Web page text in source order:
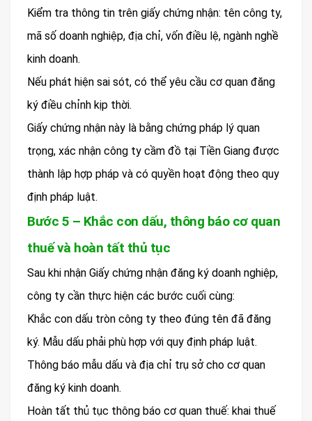
Kiểm tra thông tin trên giấy chứng nhận: tên công ty,
mã số doanh nghiệp, địa chỉ, vốn điều lệ, ngành nghề
kinh doanh.
Nếu phát hiện sai sót, có thể yêu cầu cơ quan đăng
ký điều chỉnh kịp thời.
Giấy chứng nhận này là bằng chứng pháp lý quan
trọng, xác nhận công ty cầm đồ tại Tiền Giang được
thành lập hợp pháp và có quyền hoạt động theo quy
định pháp luật.
Bước 5 – Khắc con dấu, thông báo cơ quan
thuế và hoàn tất thủ tục
Sau khi nhận Giấy chứng nhận đăng ký doanh nghiệp,
công ty cần thực hiện các bước cuối cùng:
Khắc con dấu tròn công ty theo đúng tên đã đăng
ký. Mẫu dấu phải phù hợp với quy định pháp luật.
Thông báo mẫu dấu và địa chỉ trụ sở cho cơ quan
đăng ký kinh doanh.
Hoàn tất thủ tục thông báo cơ quan thuế: khai thuế